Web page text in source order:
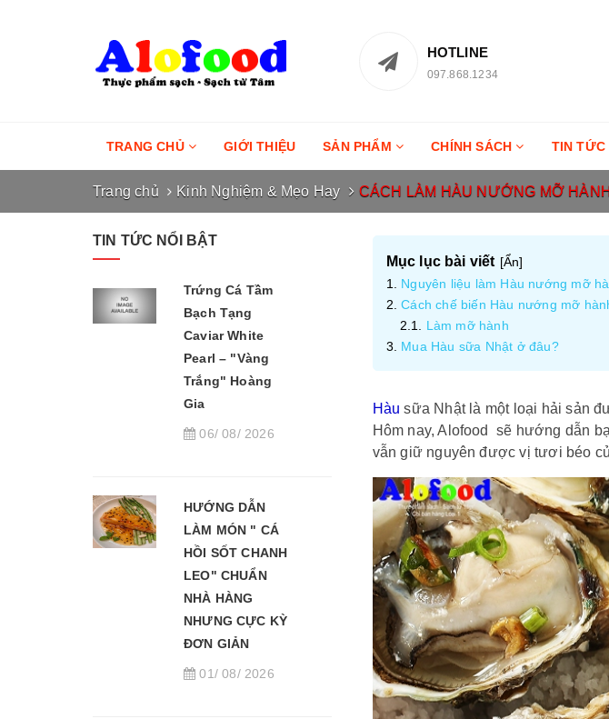
HOTLINE
097.868.1234
TRANG CHỦ GIỚI THIỆU SẢN PHẨM CHÍNH SÁCH TIN TỨC
Trang chủ Kinh Nghiệm & Mẹo Hay CÁCH LÀM HÀU NƯỚNG MỠ
Mục lục bài viết [Ẩn]
Nguyên liệu làm Hàu nướng mỡ
Cách chế biến Hàu nướng mỡ
Làm mỡ hành
Mua Hàu sữa Nhật ở đâu?
Hàu sữa Nhật là một loại hải sản
Hôm nay, Alofood sẽ hướng dẫn
vẫn giữ nguyên được vị tươi béo
TIN TỨC NỔI BẬT
Trứng Cá Tầm
Bạch Tạng
Caviar White
Pearl – "Vàng
Trắng" Hoàng
Gia
06/ 08/ 2026
HƯỚNG DẪN
LÀM MÓN " CÁ
HỒI SỐT CHANH
LEO" CHUẨN
NHÀ HÀNG
NHƯNG CỰC KỲ
ĐƠN GIẢN
01/ 08/ 2026